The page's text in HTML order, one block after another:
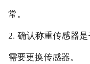
常。
2. 确认称重传感器
需要更换传感器。